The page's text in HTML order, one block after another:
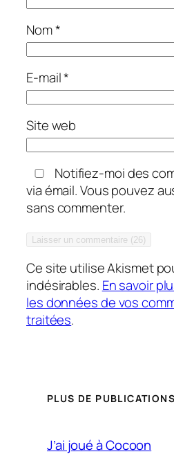
Nom*
E-mail*
Site web
Notifiez-moi des
via émail. Vous pouvez
sans commenter.
Ce site utilise Akismet
indésirables. En savoir
les données de vos
traitées.
PLUS DE PUBLICATIONS
J’ai joué à Cocoon